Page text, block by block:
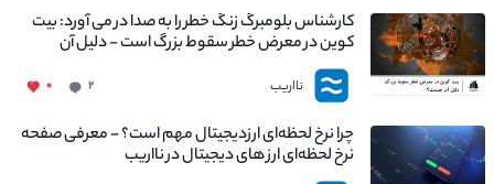
کارشناس بلومبرگ زنگ خطر را به صدا در می آورد: بیت
کوین در معرض خطر سقوط بزرگ است - دلیل آن
چیست؟
نااریب ۲ ۰
چرا نرخ لحظه‌ای ارزدیجیتال مهم است؟ - معرفی صفحه
نرخ لحظه‌ای ارز های دیجیتال در نااریب